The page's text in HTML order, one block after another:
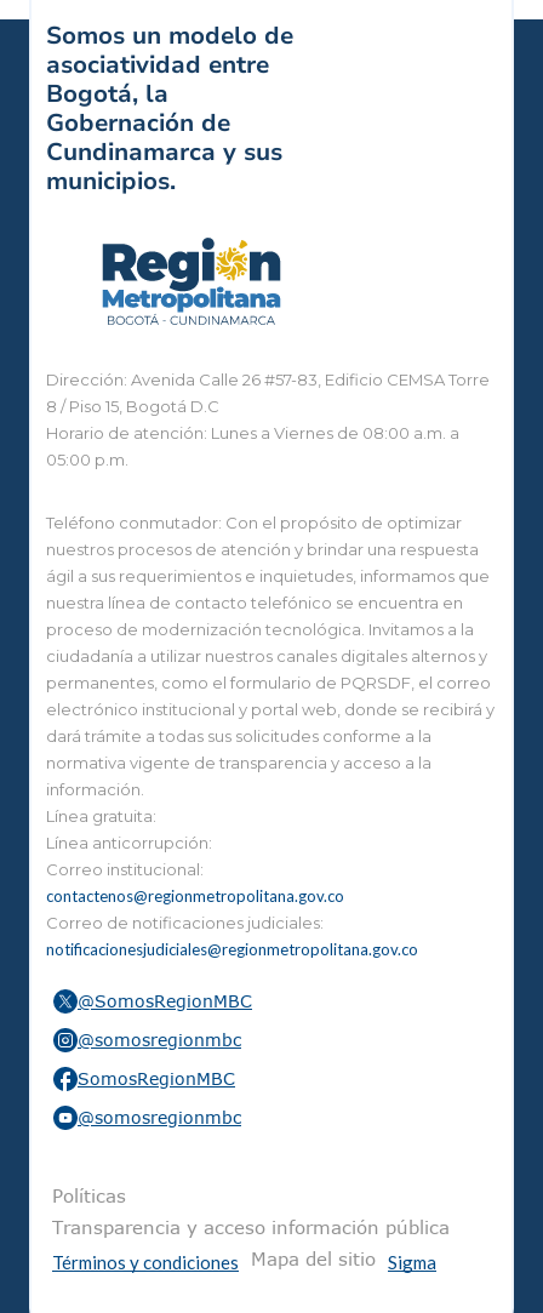
Somos un modelo de
asociatividad entre
Bogotá, la
Gobernación de
Cundinamarca y sus
municipios.
Dirección: Avenida Calle 26 #57-83, Edificio CEMSA Torre
8 / Piso 15, Bogotá D.C
Horario de atención: Lunes a Viernes de 08:00 a.m. a
05:00 p.m.
Teléfono conmutador: Con el propósito de optimizar
nuestros procesos de atención y brindar una respuesta
ágil a sus requerimientos e inquietudes, informamos que
nuestra línea de contacto telefónico se encuentra en
proceso de modernización tecnológica. Invitamos a la
ciudadanía a utilizar nuestros canales digitales alternos y
permanentes, como el formulario de PQRSDF, el correo
electrónico institucional y portal web, donde se recibirá y
dará trámite a todas sus solicitudes conforme a la
normativa vigente de transparencia y acceso a la
información.
Línea gratuita:
Línea anticorrupción:
Correo institucional:
contactenos@regionmetropolitana.gov.co
Correo de notificaciones judiciales:
notificacionesjudiciales@regionmetropolitana.gov.co
@SomosRegionMBC
@somosregionmbc
SomosRegionMBC
@somosregionmbc
Pie de página
Políticas
Transparencia y acceso información pública
Términos y condiciones
Mapa del sitio Sigma